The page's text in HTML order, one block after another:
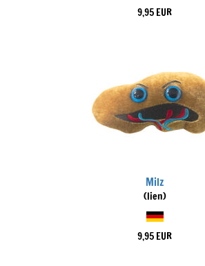
9,95 EUR
Milz
(lien)
9,95 EUR